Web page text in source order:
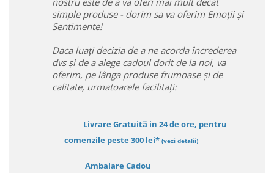
simple produse - dorim sa va oferim Emoții și
Sentimente!
Daca luați decizia de a ne acorda încrederea
dvs și de a alege cadoul dorit de la noi, va
oferim, pe lânga produse frumoase și de
calitate, urmatoarele facilitați:
Livrare Gratuită in 24 de ore, pentru
comenzile peste 300 lei* (vezi detalii)
Ambalare Cadou